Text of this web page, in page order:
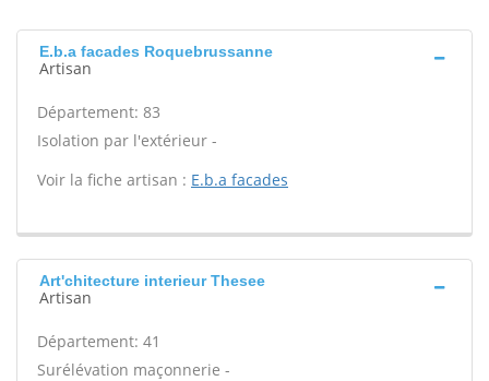
E.b.a facades Roquebrussanne
Artisan
Département: 83
Isolation par l'extérieur -
Voir la fiche artisan : E.b.a facades
Art'chitecture interieur Thesee
Artisan
Département: 41
Surélévation maçonnerie -